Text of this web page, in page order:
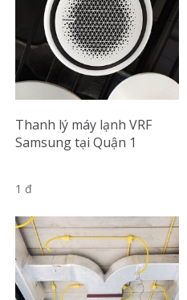
Thanh lý máy lạnh VRF
Samsung tại Quận 1
1 đ